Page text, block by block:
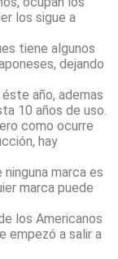
los sigue a
tiene algunos
dejando
año, ademas
10 años de uso.
como ocurre
hay
marca es
marca puede
los Americanos
empezó a salir a